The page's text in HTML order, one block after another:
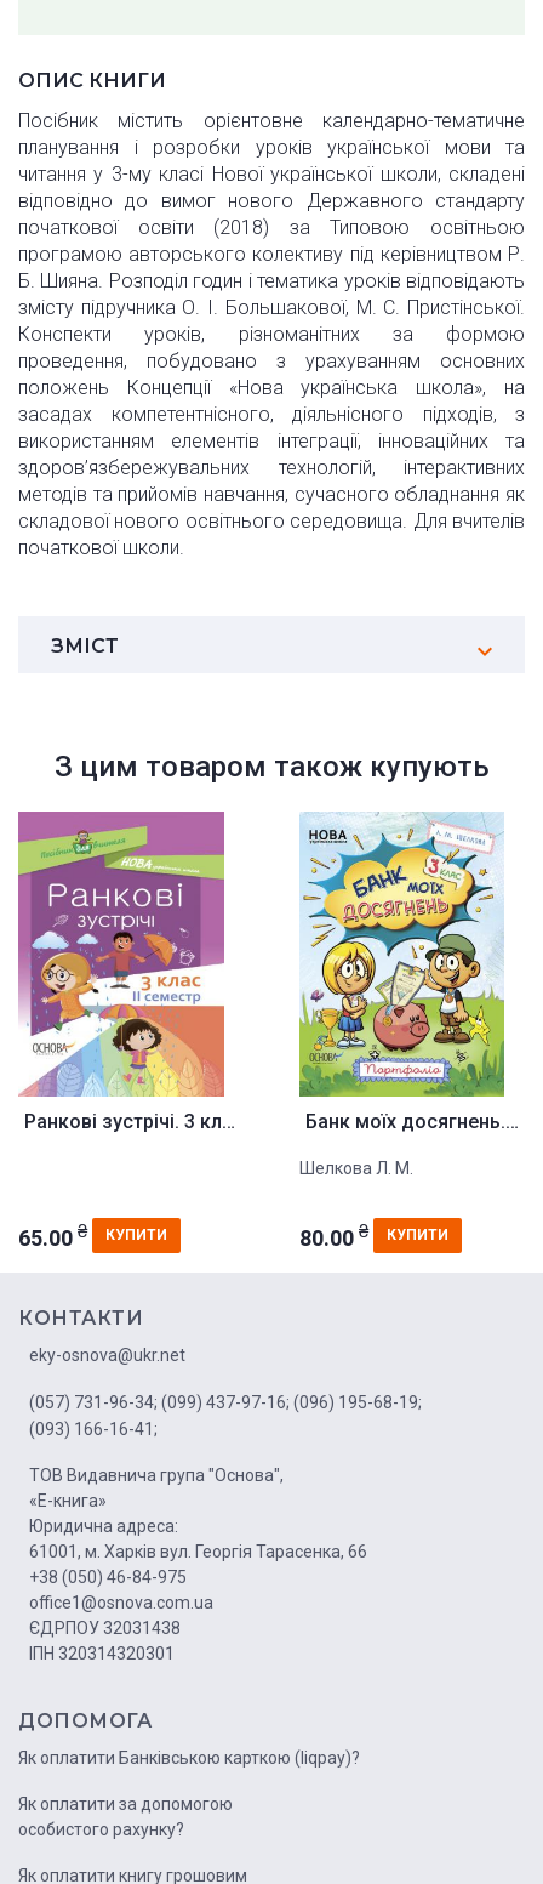
ОПИС КНИГИ
Посібник містить орієнтовне календарно-тематичне
планування і розробки уроків української мови та
читання у 3-му класі Нової української школи, складені
відповідно до вимог нового Державного стандарту
початкової освіти (2018) за Типовою освітньою
програмою авторського колективу під керівництвом Р.
Б. Шияна. Розподіл годин і тематика уроків відповідають
змісту підручника О. І. Большакової, М. С. Пристінської.
Конспекти уроків, різноманітних за формою
проведення, побудовано з урахуванням основних
положень Концепції «Нова українська школа», на
засадах компетентнісного, діяльнісного підходів, з
використанням елементів інтеграції, інноваційних та
здоров’язбережувальних технологій, інтерактивних
методів та прийомів навчання, сучасного обладнання як
складової нового освітнього середовища. Для вчителів
початкової школи.
ЗМІСТ
З цим товаром також купують
Ранкові зустрічі. 3 клас. II с...
65.00 ₴ КУПИТИ
Банк моїх досягнень. 3 клас. П...
Шелкова Л. М.
80.00 ₴ КУПИТИ
КОНТАКТИ
eky-osnova@ukr.net
(057) 731-96-34; (099) 437-97-16; (096) 195-68-19;
(093) 166-16-41;
ТОВ Видавнича група "Основа",
«Е-книга»
Юридична адреса:
61001, м. Харків вул. Георгія Тарасенка, 66
+38 (050) 46-84-975
office1@osnova.com.ua
ЄДРПОУ 32031438
ІПН 320314320301
ДОПОМОГА
Як оплатити Банківською карткою (liqpay)?
Як оплатити за допомогою
особистого рахунку?
Як оплатити книгу грошовим